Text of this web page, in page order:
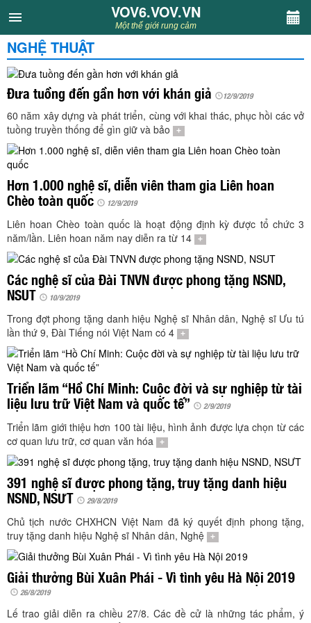
VOV6.VOV.VN
CHUYÊN MỤC
Khách VOV6
Văn học
Nghệ thuật
Sân khấu
Thiếu nhi
TÌM KIẾM
Vận hành bởi QI Corp
VOV6.VOV.VN
Một thế giới rung cảm
NGHỆ THUẬT
Đưa tuồng đến gần hơn với khán giả 12/9/2019
60 năm xây dựng và phát triển, cùng với khai thác, phục hồi các vở
tuồng truyền thống để gìn giữ và bảo
+
Hơn 1.000 nghệ sĩ, diễn viên tham gia Liên hoan
Chèo toàn quốc 12/9/2019
Liên hoan Chèo toàn quốc là hoạt động định kỳ được tổ chức 3
năm/lần. Liên hoan năm nay diễn ra từ 14
+
Các nghệ sĩ của Đài TNVN được phong tặng NSND,
NSUT 10/9/2019
Trong đợt phong tặng danh hiệu Nghệ sĩ Nhân dân, Nghệ sĩ Ưu tú
lần thứ 9, Đài Tiếng nói Việt Nam có 4
+
Triển lãm “Hồ Chí Minh: Cuộc đời và sự nghiệp từ tài
liệu lưu trữ Việt Nam và quốc tế” 2/9/2019
Triển lãm giới thiệu hơn 100 tài liệu, hình ảnh được lựa chọn từ các
cơ quan lưu trữ, cơ quan văn hóa
+
391 nghệ sĩ được phong tặng, truy tặng danh hiệu
NSND, NSƯT 29/8/2019
Chủ tịch nước CHXHCN Việt Nam đã ký quyết định phong tặng,
truy tặng danh hiệu Nghệ sĩ Nhân dân, Nghệ
+
Giải thưởng Bùi Xuân Phái - Vì tình yêu Hà Nội 2019
26/8/2019
Lế trao giải diễn ra chiều 27/8. Các đề cử là những tác phẩm, ý